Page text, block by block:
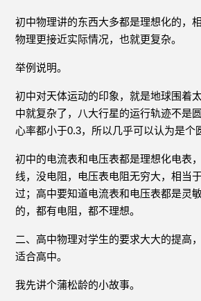
初中物理讲的东西大多都是理想化的，
物理更接近实际情况，也就更复杂。
举例说明。
初中对天体运动的印象，就是地球围着
中就复杂了，八大行星的运行轨迹不是
心率都小于0.3，所以几乎可以认为是个
初中的电流表和电压表都是理想化电表
线，没电阻，电压表电阻无穷大，相当
过；高中要知道电流表和电压表都是灵
的，都有电阻，都不理想。
二、高中物理对学生的要求大大的提高
适合高中。
我先讲个蒲松龄的小故事。